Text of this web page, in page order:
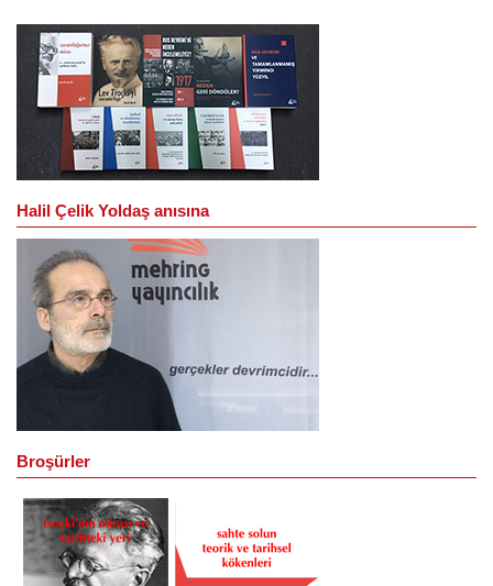
Halil Çelik Yoldaş anısına
Broşürler